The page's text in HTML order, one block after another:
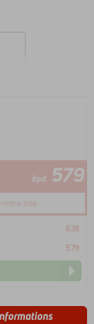
àpd 579
site
638
579